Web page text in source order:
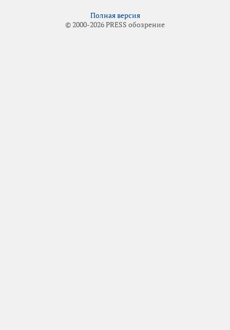
Полная версия
© 2000-2026 PRESS обозрение